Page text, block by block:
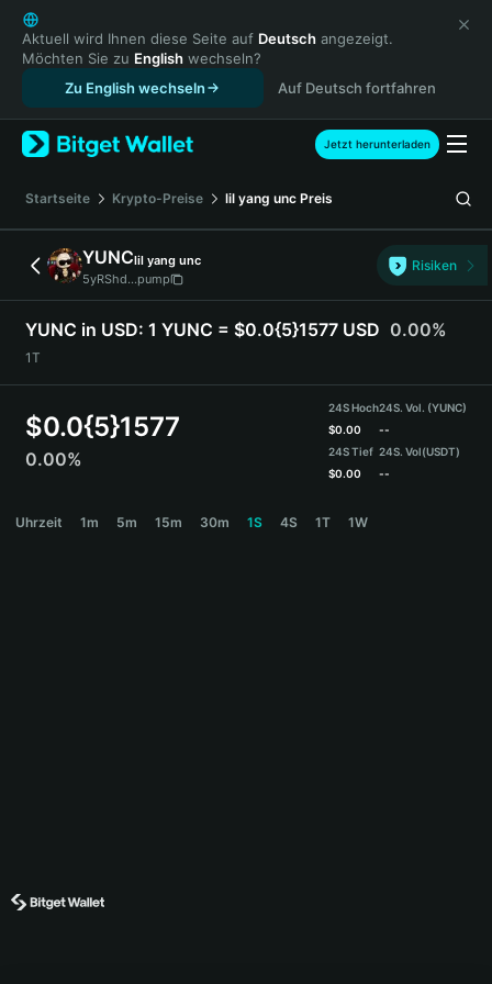
English
日本語
Tiếng Việt
Русский
Español (Latinoamérica)
Türkçe
Français
Deutsch
简体中文
繁體中文
Português (Portugal)
Bahasa Indonesia
ภาษาไทย
हिन्दी
Español
Português (Brasil)
Aktuell wird Ihnen diese Seite auf Deutsch angezeigt.
Möchten Sie zu English wechseln?
Zu English wechseln
Auf Deutsch fortfahren
Jetzt herunterladen
Startseite Krypto-Preise lil yang unc Preis
YUNClil yang unc
5yRShd...pump
Risiken
YUNC in USD: 1 YUNC = $0.0{5}1577 USD 0.00%
1T
$0.0{5}1577
0.00%
24S Hoch
$0.00
24S Tief
$0.00
24S. Vol. (YUNC)
--
24S. Vol(USDT)
--
Uhrzeit 1m 5m 15m 30m 1S 4S 1T 1W